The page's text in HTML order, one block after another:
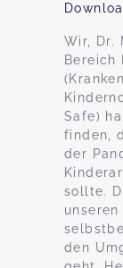
Wir, Dr.
Bereich
Safe)
finden,
der
sollte.
den